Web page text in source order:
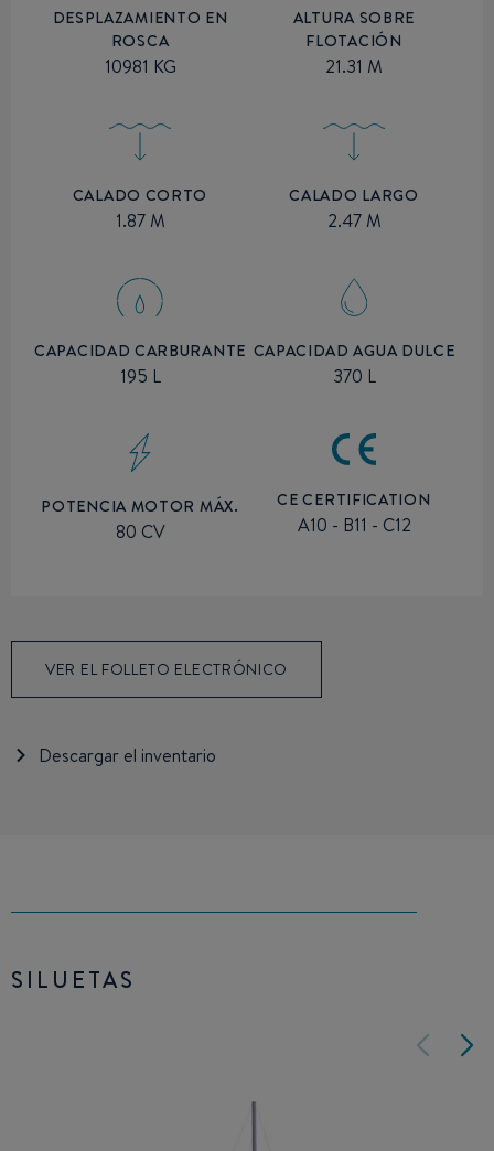
DESPLAZAMIENTO EN
ROSCA
10981 KG
ALTURA SOBRE
FLOTACIÓN
21.31 M
CALADO CORTO
1.87 M
CALADO LARGO
2.47 M
CAPACIDAD CARBURANTE
195 L
CAPACIDAD AGUA DULCE
370 L
POTENCIA MOTOR MÁX.
80 CV
CE CERTIFICATION
A10 - B11 - C12
VER EL FOLLETO ELECTRÓNICO
Descargar el inventario
SILUETAS